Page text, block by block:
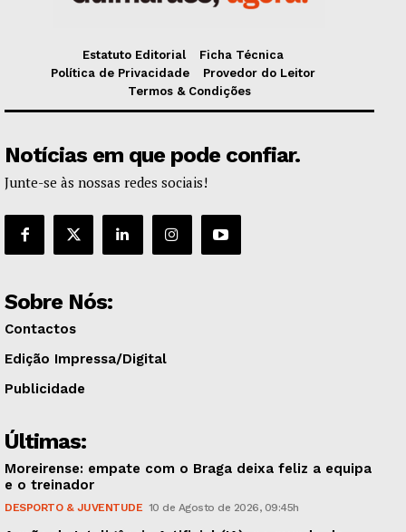
Estatuto Editorial
Ficha Técnica
Política de Privacidade
Provedor do Leitor
Termos & Condições
Notícias em que pode confiar.
Junte-se às nossas redes sociais!
Sobre Nós:
Contactos
Edição Impressa/Digital
Publicidade
Últimas:
Moreirense: empate com o Braga deixa feliz a equipa
e o treinador
DESPORTO & JUVENTUDE 10 de Agosto de 2026, 09:45h